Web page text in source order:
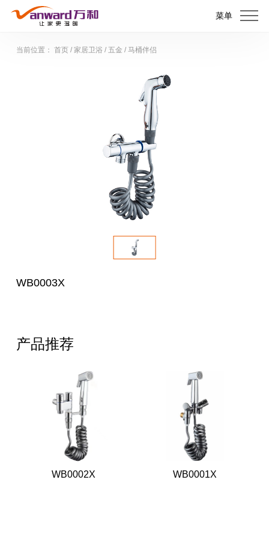
菜单
当前位置： 首页/ 家居卫浴 / 五金 / 马桶伴侣
WB0003X
产品推荐
WB0002X WB0001X